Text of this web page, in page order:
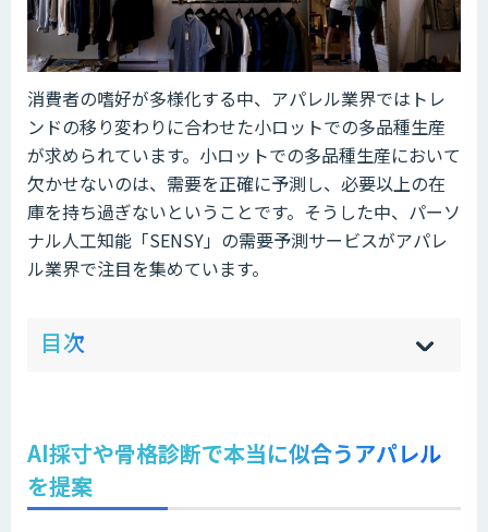
消費者の嗜好が多様化する中、アパレル業界ではトレ
ンドの移り変わりに合わせた小ロットでの多品種生産
が求められています。小ロットでの多品種生産において
欠かせないのは、需要を正確に予測し、必要以上の在
庫を持ち過ぎないということです。そうした中、パーソ
ナル人工知能「SENSY」の需要予測サービスがアパレ
ル業界で注目を集めています。
目次 hi
]
sh
]
AI採寸や骨格診断で本当に似合うアパレル
を提案